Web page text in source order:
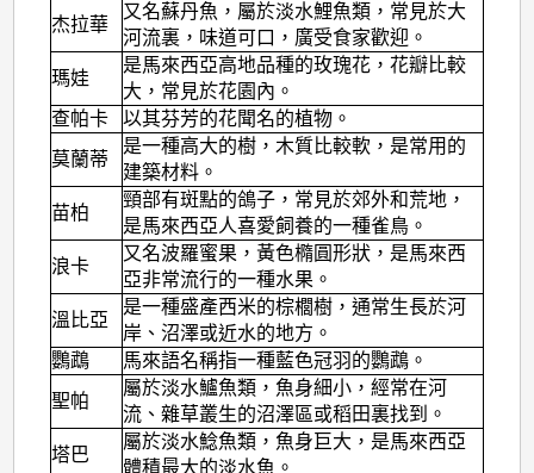
杰拉華
又名蘇丹魚，屬於淡水鯉魚類，常見於大
河流裏，味道可口，廣受食家歡迎。
瑪娃
是馬來西亞高地品種的玫瑰花，花瓣比較
大，常見於花園內。
查帕卡
以其芬芳的花聞名的植物。
莫蘭蒂
是一種高大的樹，木質比較軟，是常用的
建築材料。
苗柏
頸部有斑點的鴿子，常見於郊外和荒地，
是馬來西亞人喜愛飼養的一種雀鳥。
浪卡
又名波羅蜜果，黃色橢圓形狀，是馬來西
亞非常流行的一種水果。
溫比亞
是一種盛產西米的棕櫚樹，通常生長於河
岸、沼澤或近水的地方。
鸚鵡
馬來語名稱指一種藍色冠羽的鸚鵡。
聖帕
屬於淡水鱸魚類，魚身細小，經常在河
流、雜草叢生的沼澤區或稻田裏找到。
塔巴
屬於淡水鯰魚類，魚身巨大，是馬來西亞
體積最大的淡水魚。